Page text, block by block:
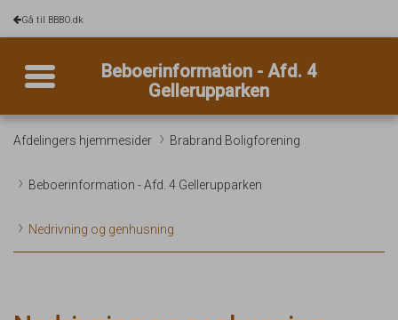
Gå til BBBO.dk
Toggle navigationBeboerinformation - Afd. 4
Gellerupparken
Afdelingers hjemmesider Brabrand Boligforening
Beboerinformation - Afd. 4 Gellerupparken
Nedrivning og genhusning